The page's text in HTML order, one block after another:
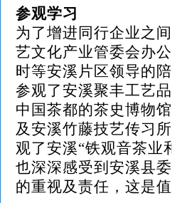
参观学习
为了增进同行企业之间
艺文化产业管委会办
时等安溪片区领导的
参观了安溪聚丰工艺
中国茶都的茶史博物
及安溪竹藤技艺传习
观了安溪“铁观音茶业
也深深感受到安溪县
的重视及责任，这是